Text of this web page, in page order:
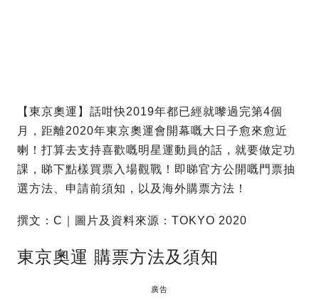
【東京奧運】話咁快2019年都已經就嚟過完第4個
月，距離2020年東京奧運會開幕嘅大日子愈來愈近
喇！打算去支持喜歡嘅明星運動員的話，就要做定功
課，睇下點樣買票入場觀戰！即睇官方公開嘅門票抽
選方法、申請前須知，以及海外購票方法！
撰文：C｜圖片及資料來源：TOKYO 2020
東京奧運 購票方法及須知
廣告